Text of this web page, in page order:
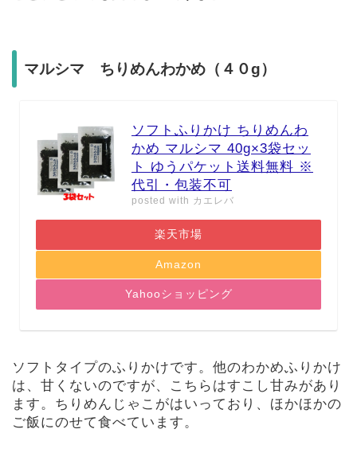
マルシマ ちりめんわかめ（４０g）
ソフトふりかけ ちりめんわ
かめ マルシマ 40g×3袋セッ
ト ゆうパケット送料無料 ※
代引・包装不可
posted with カエレバ
楽天市場
Amazon
Yahooショッピング
ソフトタイプのふりかけです。他のわかめふりかけ
は、甘くないのですが、こちらはすこし甘みがあり
ます。ちりめんじゃこがはいっており、ほかほかの
ご飯にのせて食べています。